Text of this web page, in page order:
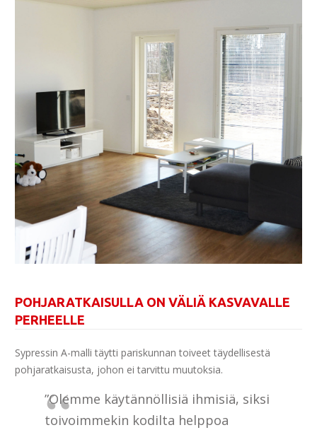
POHJARATKAISULLA ON VÄLIÄ KASVAVALLE
PERHEELLE
Sypressin A-malli täytti pariskunnan toiveet täydellisestä
pohjaratkaisusta, johon ei tarvittu muutoksia.
”Olemme käytännöllisiä ihmisiä, siksi
toivoimmekin kodilta helppoa